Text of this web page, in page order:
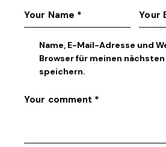
Name, E-Mail-Adresse und
Browser für meinen
speichern.